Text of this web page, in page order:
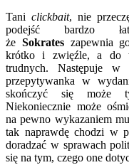
Taniclickbait, nie
podejść bardzo
że Sokrates zapewnia
krótko i zwięźle, a do
trudnych. Następuje w
przepytywanka w
skończyć się może
Niekoniecznie może
na pewno wykazaniem
tak naprawdę chodzi w
doradzać w sprawach
się na tym, czego one